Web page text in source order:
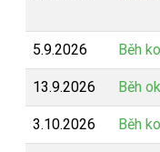
5.9.2026 Běh
13.9.2026 Běh
3.10.2026 Běh